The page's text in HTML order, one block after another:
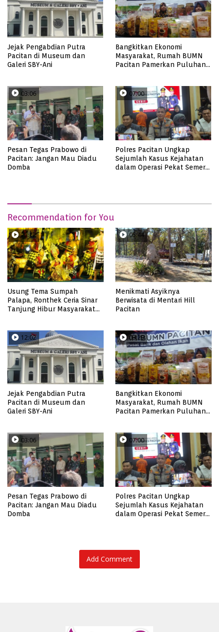
Jejak Pengabdian Putra
Pacitan di Museum dan
Galeri SBY-Ani
Bangkitkan Ekonomi
Masyarakat, Rumah BUMN
Pacitan Pamerkan Puluhan
03:06
Pesan Tegas Prabowo di
Pacitan: Jangan Mau Diadu
Domba
07:00
Polres Pacitan Ungkap
Sejumlah Kasus Kejahatan
dalam Operasi Pekat Semeru
Recommendation for You
22:12
Usung Tema Sumpah
Palapa, Ronthek Ceria Sinar
Tanjung Hibur Masyarakat
05:44
Menikmati Asyiknya
Berwisata di Mentari Hill
Pacitan
12:02
Jejak Pengabdian Putra
Pacitan di Museum dan
Galeri SBY-Ani
03:29
Bangkitkan Ekonomi
Masyarakat, Rumah BUMN
Pacitan Pamerkan Puluhan
03:06
Pesan Tegas Prabowo di
Pacitan: Jangan Mau Diadu
Domba
07:00
Polres Pacitan Ungkap
Sejumlah Kasus Kejahatan
dalam Operasi Pekat Semeru
Add Comment